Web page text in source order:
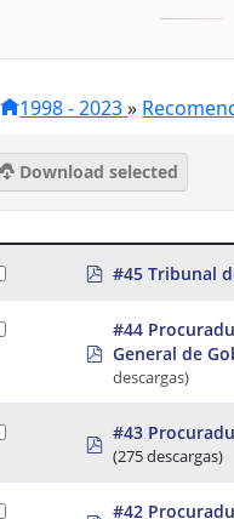
1998 - 2023»
Download selected
p
d
#45 Tribunal
p
d
#44
General de
descargas)
p
d
f
#43
(275 descargas)
#42